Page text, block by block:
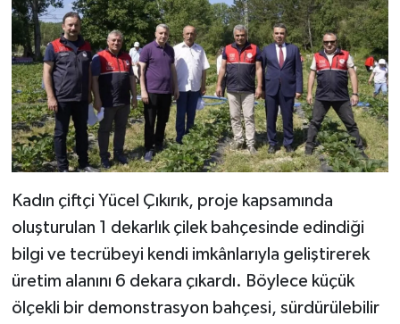
Kadın çiftçi Yücel Çıkırık, proje kapsamında
oluşturulan 1 dekarlık çilek bahçesinde edindiği
bilgi ve tecrübeyi kendi imkânlarıyla geliştirerek
üretim alanını 6 dekara çıkardı. Böylece küçük
ölçekli bir demonstrasyon bahçesi, sürdürülebilir